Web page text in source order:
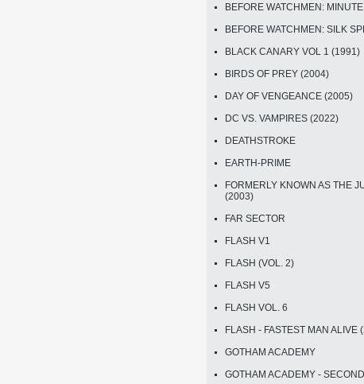
BEFORE WATCHMEN:
BEFORE WATCHMEN: SILK
BLACK CANARY VOL 1 (1991)
BIRDS OF PREY (2004)
DAY OF VENGEANCE (2005)
DC VS. VAMPIRES (2022)
DEATHSTROKE
EARTH-PRIME
FORMERLY KNOWN AS THE
(2003)
FAR SECTOR
FLASH V1
FLASH (VOL. 2)
FLASH V5
FLASH VOL. 6
FLASH - FASTEST MAN ALIVE
GOTHAM ACADEMY
GOTHAM ACADEMY -